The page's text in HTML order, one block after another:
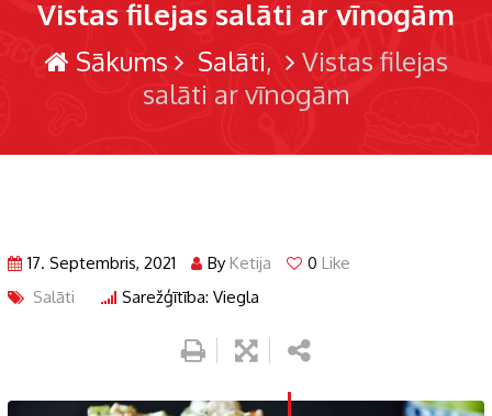
Vistas filejas salāti ar vīnogām
Sākums Salāti
Vistas filejas
salāti ar vīnogām
17. Septembris, 2021 By Ketija 0 Like
Salāti
Sarežģītība: Viegla